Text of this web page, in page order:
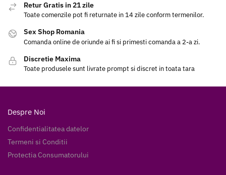
Retur Gratis in 21 zile
Toate comenzile pot fi returnate in 14 zile conform termenilor.
Sex Shop Romania
Comanda online de oriunde ai fi si primesti comanda a 2-a zi.
Discretie Maxima
Toate produsele sunt livrate prompt si discret in toata tara
Despre Noi
Confidentialitatea datelor
Termeni si Conditii
Protectia Consumatorului